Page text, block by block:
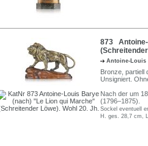
873 Antoine-
Antoine-Louis
Bronze, partiell
Unsigniert.
Nach der um
(1796–1875).
Sockel eventuell
H. ges. 28,7 cm,